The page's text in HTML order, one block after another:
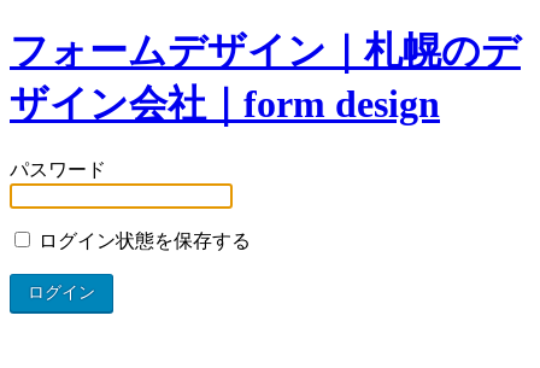
フォームデザイン｜札幌のデ
ザイン会社｜form design
パスワード
ログイン状態を保存する